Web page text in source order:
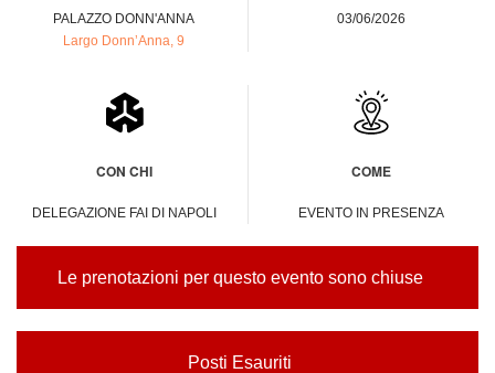
PALAZZO DONN'ANNA
Largo Donn’Anna, 9
03/06/2026
CON CHI
DELEGAZIONE FAI DI NAPOLI
COME
EVENTO IN PRESENZA
Le prenotazioni per questo evento sono chiuse
Posti Esauriti